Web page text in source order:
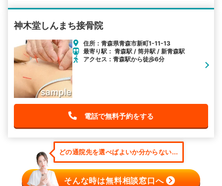
神木堂しんまち接骨院
住所：青森県青森市新町1-11-13
最寄り駅： 青森駅 / 筒井駅 / 新青森駅
アクセス：青森駅から徒歩6分
電話で無料予約をする
どの通院先を選べばよいか分からない...
そんな時は無料相談窓口へ